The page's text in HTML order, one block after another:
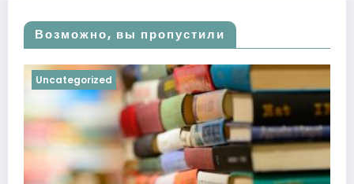
Возможно, вы пропустили
Uncategorized